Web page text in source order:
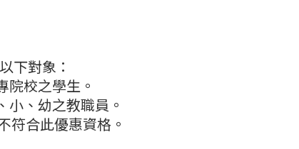
下對象：
院校之學生。
小、幼之教職員。
符合此優惠資格。